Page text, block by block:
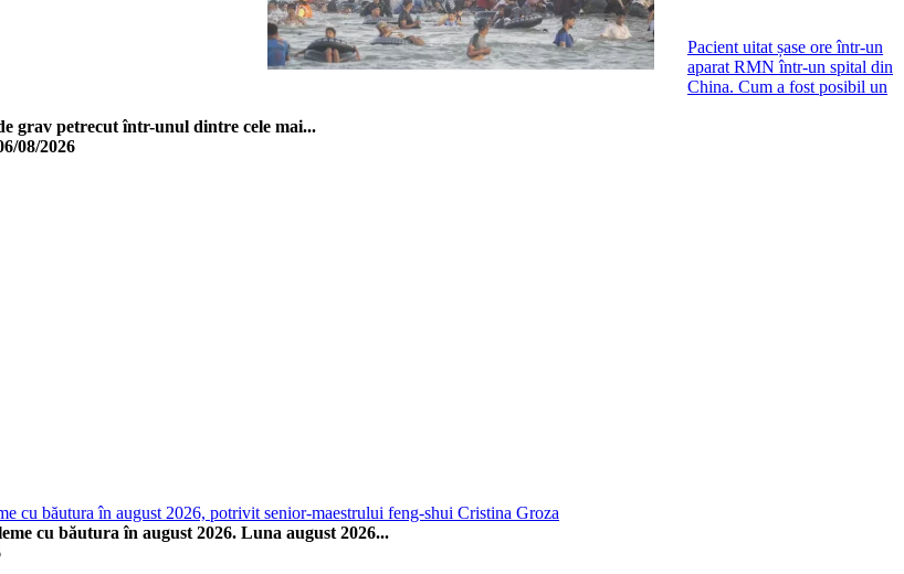
Pacient uitat șase ore într-un
aparat RMN într-un spital din
China. Cum a fost posibil un
grav petrecut într-unul dintre cele mai...
08/2026
cu băutura în august 2026, potrivit senior-maestrului feng-shui Cristina Groza
cu băutura în august 2026. Luna august 2026...